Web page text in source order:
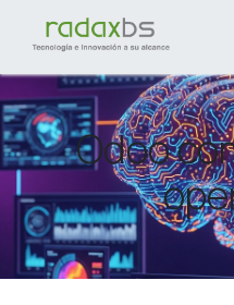
Ir al contenido
Odoo